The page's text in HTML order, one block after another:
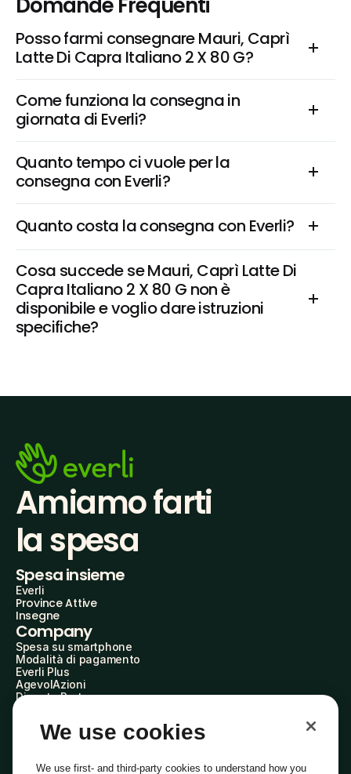
Posso farmi consegnare Mauri, Caprì
Latte Di Capra Italiano 2 X 80 G?
Come funziona la consegna in
giornata di Everli?
Quanto tempo ci vuole per la
consegna con Everli?
Quanto costa la consegna con Everli?
Cosa succede se Mauri, Caprì Latte Di
Capra Italiano 2 X 80 G non è
disponibile e voglio dare istruzioni
specifiche?
Amiamo farti
la spesa
Spesa insieme
Everli
Province Attive
Insegne
Company
Spesa su smartphone
Modalità di pagamento
Everli Plus
AgevolAzioni
Diventa Partner
Everli Shoppers
About Us
Everli News
We use cookies
We use first- and third-party cookies to understand how you